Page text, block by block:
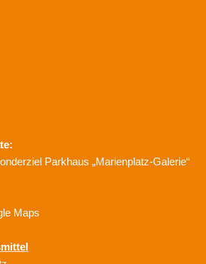
Parkhaus „Marienplatz-Galerie“
Maps